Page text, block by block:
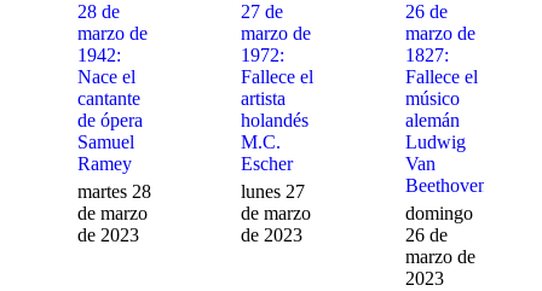
28 de
marzo de
1942:
Nace el
cantante
de ópera
Samuel
Ramey
martes 28
de marzo
de 2023
27 de
marzo de
1972:
Fallece el
artista
holandés
M.C.
Escher
lunes 27
de marzo
de 2023
26 de
marzo de
1827:
Fallece el
músico
alemán
Ludwig
Van
Beethoven
domingo
26 de
marzo de
2023